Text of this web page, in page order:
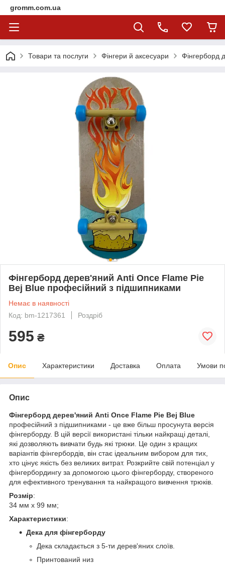
gromm.com.ua
Товари та послуги Фінгери й аксесуари Фінгерборд
Фінгерборд дерев'яний Anti Once Flame Pie
Bej Blue професійний з підшипниками
Немає в наявності
Код: bm-1217361
Роздріб
595 ₴
Опис Характеристики Доставка Оплата Умови
Опис
Фінгерборд дерев'яний Anti Once Flame Pie Bej Blue
професійний з підшипниками - це вже більш просунута версія
фінгерборду. В цій версії використані тільки найкращі деталі,
які дозволяють вивчати будь які трюки. Це один з кращих
варіантів фінгербордів, він стає ідеальним вибором для тих,
хто цінує якість без великих витрат. Розкрийте свій потенціал у
фінгербордингу за допомогою цього фінгерборду, створеного
для ефективного тренування та найкращого вивчення трюків.
Розмір:
34 мм х 99 мм;
Характеристики:
Дека для фінгерборду
Дека складається з 5-ти дерев'яних слоїв.
Принтований низ